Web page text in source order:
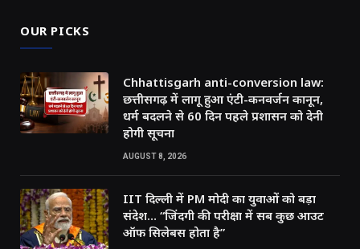
OUR PICKS
Chhattisgarh anti-conversion law:
छत्तीसगढ़ में लागू हुआ एंटी-कनवर्जन कानून,
धर्म बदलने से 60 दिन पहले प्रशासन को देनी
होगी सूचना
AUGUST 8, 2026
IIT दिल्ली में PM मोदी का युवाओं को बड़ा
संदेश… “जिंदगी की परीक्षा में सब कुछ आउट
ऑफ सिलेबस होता है”